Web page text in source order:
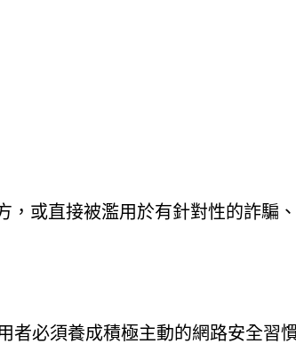
，或直接被濫用於有針對性的詐騙
必須養成積極主動的網路安全習慣